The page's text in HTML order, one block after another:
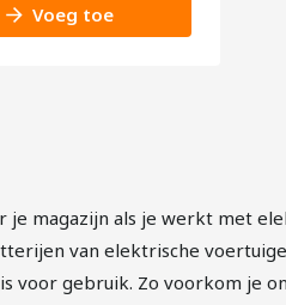
Voeg toe
je magazijn als je werkt met
van elektrische
gebruik. Zo voorkom je